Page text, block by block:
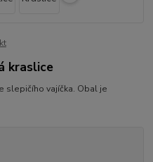
kraslice
slepičího vajíčka. Obal je